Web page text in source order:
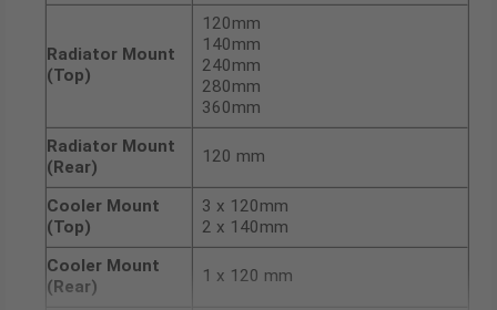
Radiator Mount
(Top)
120mm
140mm
240mm
280mm
360mm
Radiator Mount
(Rear)
120 mm
Cooler Mount
(Top)
3 x 120mm
2 x 140mm
Cooler Mount
(Rear)
1 x 120 mm